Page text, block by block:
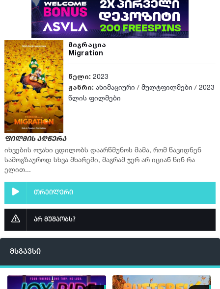
მიგრაცია
Migration
წელი: 2023
ჟანრი: ანიმაციური / მულტფილმები / 2023
წლის ფილმები
ფილმის აღწერა
იხვების ოჯახი ცდილობს დაარწმუნოს მამა, რომ წავიდნენ
სამოგზაუროდ სხვა მხარეში, მაგრამ ჯერ არ იციან წინ რა
ელით...
თრეილერი
არ მუშაობს?
მსგავსი